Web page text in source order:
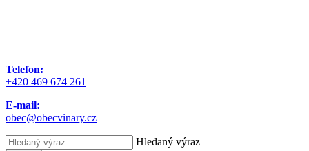
Telefon:
+420 469 674 261
E-mail:
obec@obecvinary.cz
Hledaný výraz